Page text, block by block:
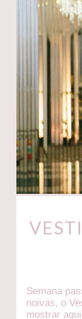
Semana
noivas, o
mostrar